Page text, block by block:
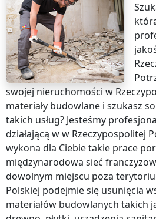
swojej nieruchomości w
materiały budowlane i szukasz
takich usług? Jesteśmy
działającą ww Rzeczypospolitej
wykona dla Ciebie takie prace
międzynarodowa sieć
dowolnym miejscu poza
Polskiej podejmie się usunięcia
materiałów budowlanych takich